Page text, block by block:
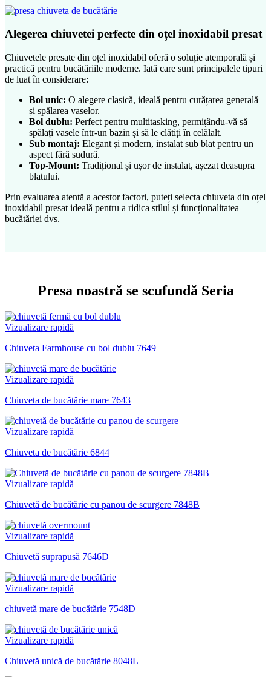
Alegerea chiuvetei perfecte din oțel inoxidabil presat
Chiuvetele presate din oțel inoxidabil oferă o soluție atemporală și
practică pentru bucătăriile moderne. Iată care sunt principalele tipuri
de luat în considerare:
Bol unic: O alegere clasică, ideală pentru curățarea generală
și spălarea vaselor.
Bol dublu: Perfect pentru multitasking, permițându-vă să
spălați vasele într-un bazin și să le clătiți în celălalt.
Sub montaj: Elegant și modern, instalat sub blat pentru un
aspect fără sudură.
Top-Mount: Tradițional și ușor de instalat, așezat deasupra
blatului.
Prin evaluarea atentă a acestor factori, puteți selecta chiuveta din oțel
inoxidabil presat ideală pentru a ridica stilul și funcționalitatea
bucătăriei dvs.
Presa noastră se scufundă Seria
Vizualizare rapidă
Chiuveta Farmhouse cu bol dublu 7649
Vizualizare rapidă
Chiuveta de bucătărie mare 7643
Vizualizare rapidă
Chiuveta de bucătărie 6844
Vizualizare rapidă
Chiuvetă de bucătărie cu panou de scurgere 7848B
Vizualizare rapidă
Chiuvetă suprapusă 7646D
Vizualizare rapidă
chiuvetă mare de bucătărie 7548D
Vizualizare rapidă
Chiuvetă unică de bucătărie 8048L